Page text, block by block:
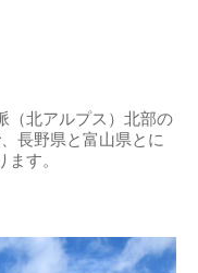
（北アルプス）北部の
長野県と富山県とに
す。